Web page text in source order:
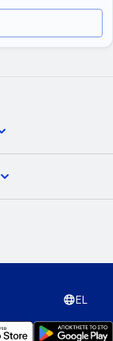
EL